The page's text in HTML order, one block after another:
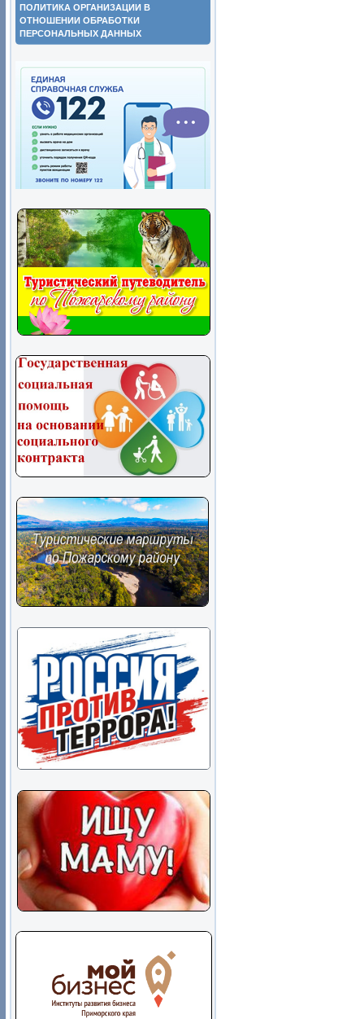
ПОЛИТИКА ОРГАНИЗАЦИИ В
ОТНОШЕНИИ ОБРАБОТКИ
ПЕРСОНАЛЬНЫХ ДАННЫХ